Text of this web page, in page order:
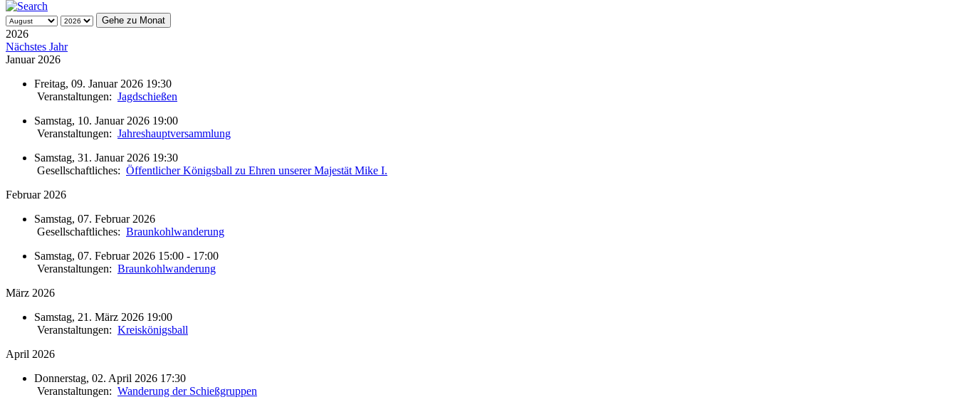
Gehe zu Monat
2026
Nächstes Jahr
Januar 2026
Freitag, 09. Januar 2026 19:30
Veranstaltungen: Jagdschießen
Samstag, 10. Januar 2026 19:00
Veranstaltungen: Jahreshauptversammlung
Samstag, 31. Januar 2026 19:30
Gesellschaftliches: Öffentlicher Königsball zu Ehren unserer Majestät Mike I.
Februar 2026
Samstag, 07. Februar 2026
Gesellschaftliches: Braunkohlwanderung
Samstag, 07. Februar 2026 15:00 - 17:00
Veranstaltungen: Braunkohlwanderung
März 2026
Samstag, 21. März 2026 19:00
Veranstaltungen: Kreiskönigsball
April 2026
Donnerstag, 02. April 2026 17:30
Veranstaltungen: Wanderung der Schießgruppen